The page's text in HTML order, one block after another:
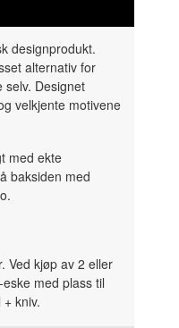
designprodukt.
alternativ for
selv. Designet
velkjente motivene
med ekte
baksiden med
Ved kjøp av 2 eller
med plass til
kniv.